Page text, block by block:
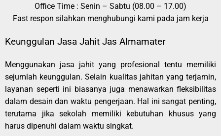
Office Time : Senin – Sabtu (08.00 – 17.00)
Fast respon silahkan menghubungi kami pada jam kerja
Keunggulan Jasa Jahit Jas Almamater
Menggunakan jasa jahit yang profesional tentu memiliki
sejumlah keunggulan. Selain kualitas jahitan yang terjamin,
layanan seperti ini biasanya juga menawarkan fleksibilitas
dalam desain dan waktu pengerjaan. Hal ini sangat penting,
terutama jika sekolah memiliki kebutuhan khusus yang
harus dipenuhi dalam waktu singkat.